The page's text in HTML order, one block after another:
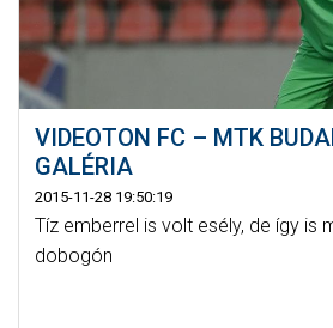
VIDEOTON FC – MTK
GALÉRIA
2015-11-28 19:50:19
Tíz emberrel is volt esély, de így is
dobogón